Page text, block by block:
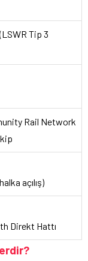
Tip 3
Rail Network
açılış)
Direkt Hattı